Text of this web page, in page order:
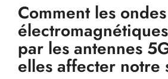
Comment les ondes
par les antennes
elles affecter notre